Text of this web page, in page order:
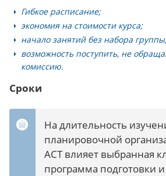
Гибкое расписание;
экономия на стоимости курса;
начало занятий без набора
возможность поступить, не
комиссию.
Сроки
На длительность
планировочной
АСТ влияет выбранная
программа подготовки